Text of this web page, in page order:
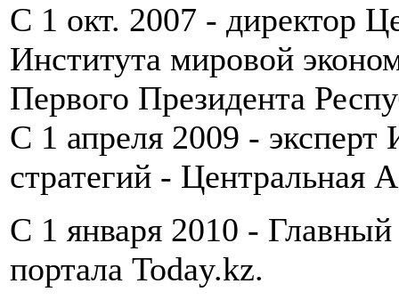
С 1 окт. 2007 - директор
Института мировой
Первого Президента
C 1 апреля 2009 - эксперт
стратегий - Центральная
С 1 января 2010 -
портала Today.kz.